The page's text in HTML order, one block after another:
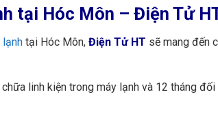
tại Hóc Môn – Điện Tử
lạnh tại Hóc Môn, Điện Tử HT sẽ mang đến
linh kiện trong máy lạnh và 12 tháng